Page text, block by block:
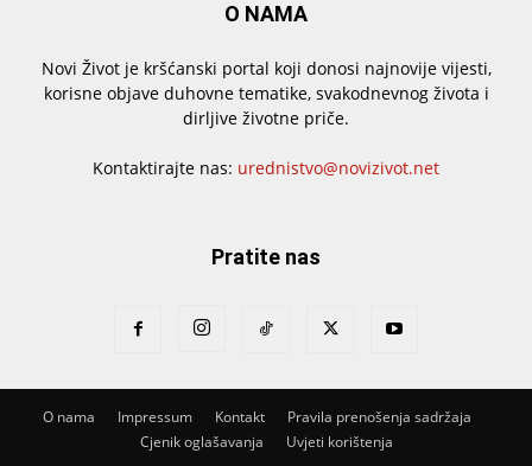
O NAMA
Novi Život je kršćanski portal koji donosi najnovije vijesti,
korisne objave duhovne tematike, svakodnevnog života i
dirljive životne priče.
Kontaktirajte nas: urednistvo@novizivot.net
Pratite nas
O nama Impressum Kontakt
Pravila prenošenja sadržaja
Cjenik oglašavanja
Uvjeti korištenja